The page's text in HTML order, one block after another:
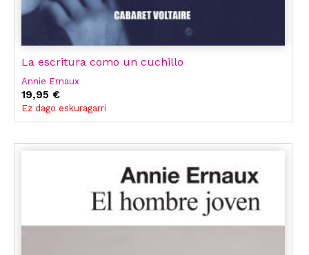
La escritura como un cuchillo
Annie Ernaux
19,95 €
Ez dago eskuragarri